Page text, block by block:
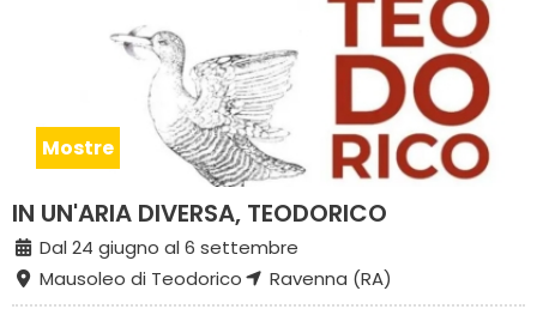
Mostre
IN UN'ARIA DIVERSA, TEODORICO
Dal 24 giugno al 6 settembre
Mausoleo di Teodorico
Ravenna (RA)